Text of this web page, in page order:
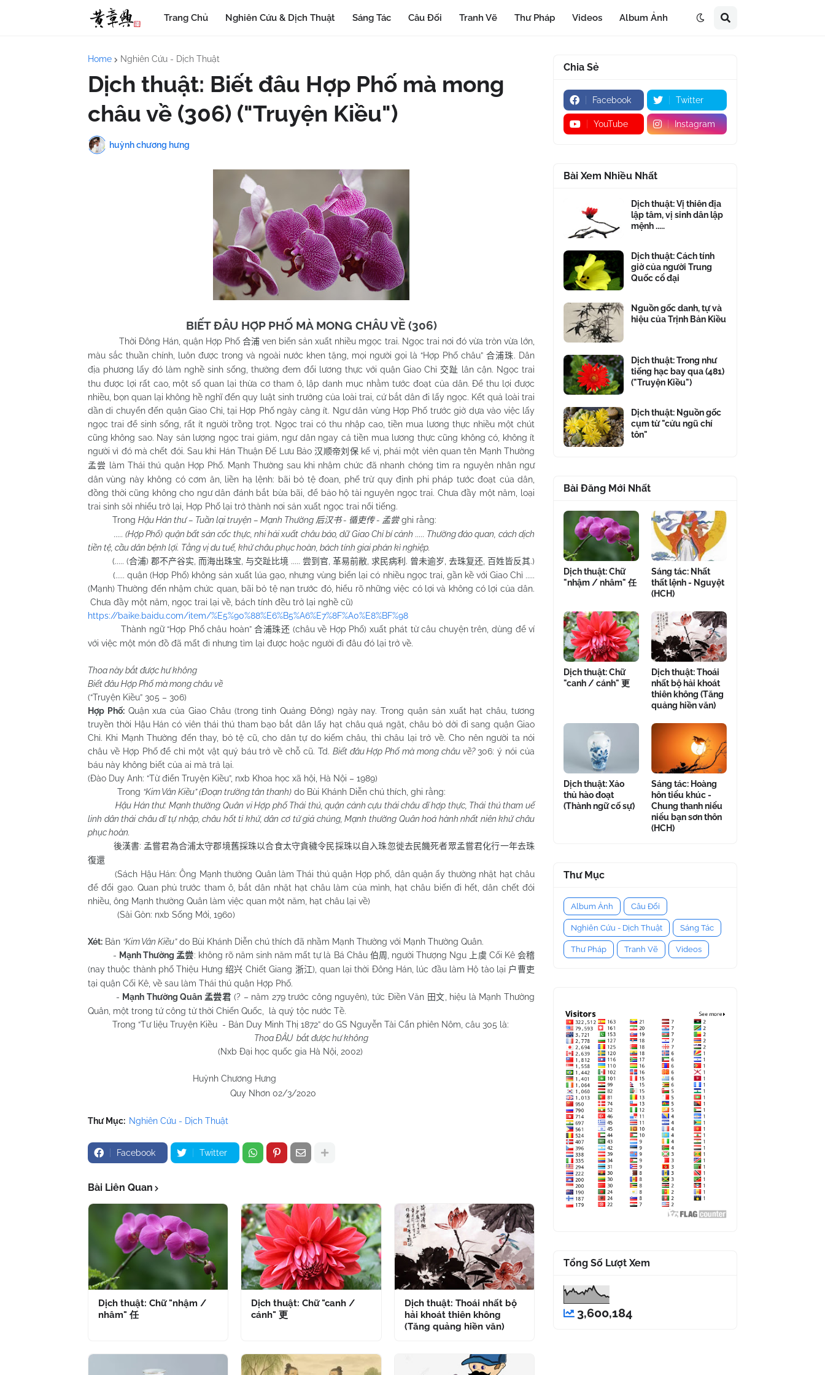
Trang Chủ Nghiên Cứu & Dịch Thuật Sáng Tác Câu Đối Tranh Vẽ Thư Pháp Videos Album Ảnh
Home Nghiên Cứu - Dịch Thuật
Dịch thuật: Biết đâu Hợp Phố mà mong
châu về (306) ("Truyện Kiều")
huỳnh chương hưng
BIẾT ĐÂU HỢP PHỐ MÀ MONG CHÂU VỀ (306)
Thời Đông Hán, quận Hợp Phố 合浦 ven biển sản xuất nhiều mgọc trai. Ngọc trai nơi đó vừa tròn vừa lớn,
màu sắc thuần chính, luôn được trong và ngoài nước khen tặng, mọi người gọi là “Hợp Phố châu” 合浦珠. Dân
địa phương lấy đó làm nghề sinh sống, thường đem đổi lương thực với quận Giao Chỉ 交趾
lân cận. Ngọc trai
thu được lợi rất cao, một số quan lại thừa cơ tham ô, lập danh mục nhằm tước đoạt của dân. Để thu lợi được
nhiều, bọn quan lại không hề nghĩ đến quy luật sinh trưởng của loài trai, cứ bắt dân đi lấy ngọc. Kết quả loài trai
dần di chuyển đến quận Giao Chỉ, tại Hợp Phố ngày càng ít. Ngư dân vùng Hợp Phố trước giờ dựa vào việc lấy
ngọc trai để sinh sống, rất ít người trồng trọt. Ngọc trai có thu nhập cao, tiền mua lương thực nhiều một chút
cũng không sao. Nay sản lượng ngọc trai giảm, ngư dân ngay cả tiền mua lương thực cũng không có, không ít
người vì đó mà chết đói. Sau khi Hán Thuận Đế Lưu Bảo汉顺帝刘保 kế vị, phái một viên quan tên Mạnh Thường
孟尝
làm Thái thú quận Hợp Phố. Mạnh Thường sau khi nhậm chức đã nhanh chóng tìm ra nguyên nhân ngư
dân vùng này không có cơm ăn, liền hạ lệnh: bãi bỏ tệ đoan, phế trừ quy định phi pháp tước đoạt của dân,
đồng thời cũng không cho ngư dân đánh bắt bừa bãi, để bảo hộ tài nguyên ngọc trai. Chưa đầy một năm, loại
trai sinh sôi nhiểu trở lại, Hợp Phố lại trở thành nơi sản xuất ngọc trai nổi tiếng.
Trong Hậu Hán thư – Tuần lại truyện – Mạnh Thường 后汉书- 循吏传- 孟尝ghi rằng:
..... (Hợp Phố) quận bất sản cốc thực, nhi hải xuất châu bảo, dữ Giao Chỉ bí cảnh ..... Thường đáo quan, cách dịch
tiền tệ, cầu dân bệnh lợi. Tằng vị du tuế, khứ châu phục hoàn, bách tính giai phản kì nghiệp.
(..... (合浦) 郡不产谷实 而海出珠宝 与交趾比境 ..... 尝到官 革易前敝 求民病利 . 曾未逾岁 去珠复还 百姓皆反其.)
(..... quận (Hợp Phố) không sản xuất lúa gạo, nhưng vùng biển lại có nhiều ngọc trai, gần kề với Giao Chỉ .....
(Mạnh) Thường đến nhậm chức quan, bãi bỏ tệ nạn trước đó, hiểu rõ những việc có lợi và không có lợi của dân.
Chưa đầy một năm, ngọc trai lại về, bách tính đều trở lại nghề cũ)
https://baike.baidu.com/item/%E5%90%88%E6%B5%A6%E7%8F%A0%E8%BF%98
Thành ngữ “Hợp Phố châu hoàn”合浦珠还 (châu về Hợp Phố) xuất phát từ câu chuyện trên, dùng để ví
với việc một món đồ đã mất đi nhưng tìm lại được hoặc người đi đâu đó lại trở về.
Thoa này bắt được hư không
Biết đâu Hợp Phố mà mong châu về
(“Truyện Kiều” 305 – 306)
Hợp Phố:Quận xưa của Giao Châu (trong tỉnh Quảng Đông) ngày nay. Trong quận sản xuất hạt châu, tương
truyền thời Hậu Hán có viên thái thú tham bạo bắt dân lấy hạt châu quá ngặt, châu bỏ dời đi sang quận Giao
Chỉ. Khi Mạnh Thường đến thay, bỏ tệ cũ, cho dân tự do kiếm châu, thì châu lại trở về. Cho nên người ta nói
châu về Hợp Phố để chỉ một vật quý báu trở về chỗ cũ. Td. Biết đâu Hợp Phố mà mong châu về?306: ý nói của
báu này không biết của ai mà trả lại.
(Đào Duy Anh: “Từ điển Truyện Kiều”, nxb Khoa học xã hội, Hà Nội – 1989)
Trong “Kim Vân Kiều” (Đoạn trường tân thanh) do Bùi Khánh Diễn chú thích, ghi rằng:
Hậu Hán thư: Mạnh thường Quân vi Hợp phố Thái thú, quận cảnh cựu thái châu dĩ hợp thực, Thái thú tham uế
linh dân thái châu dĩ tự nhập, châu hốt tỉ khứ, dân cơ tử giả chúng, Mạnh thường Quân hoá hành nhất niên khứ châu
phục hoàn.
後漢書: 孟嘗君為合浦太守郡境舊採珠以合食太守貪穢令民採珠以自入珠忽徙去民饑死者眾孟嘗君化行一年去珠
復還
(Sách Hậu Hán: Ông Mạnh thường Quân làm Thái thú quận Hợp phố, dân quận ấy thường nhặt hạt châu
để đổi gạo. Quan phủ trước tham ô, bắt dân nhặt hạt châu làm của mình, hạt châu biến đi hết, dân chết đói
nhiều, ông Mạnh thường Quân làm việc quan một năm, hạt châu lại về)
(Sài Gòn: nxb Sống Mới, 1960)
Xét: Bản “Kim Vân Kiều”do Bùi Khánh Diễn chú thích đã nhầm Mạnh Thường với Mạnh Thường Quân.
- Mạnh Thường 孟尝: không rõ năm sinh năm mất tự là Bá Châu 伯周 , người Thượng Ngu 上虞 Cối Kê 会稽
(nay thuộc thành phố Thiệu Hưng 绍兴 Chiết Giang 浙江), quan lại thời Đông Hán, lúc đầu làm Hộ tào lại 户曹吏
tại quận Cối Kê, về sau làm Thái thú quận Hợp Phố.
- Mạnh Thường Quân 孟尝君 (? – năm 279 trước công nguyên), tức Điền Văn 田文 , hiệu là Mạnh Thường
Quân, một trong tứ công tử thời Chiến Quốc, là quý tộc nước Tề.
Trong “Tư liệu Truyện Kiều - Bản Duy Minh Thị 1872” do GS Nguyễn Tài Cẩn phiên Nôm, câu 305 là:
Thoa ĐÂU bắt được hư không
(Nxb Đại học quốc gia Hà Nội, 2002)
Huỳnh Chương Hưng
Quy Nhơn 02/3/2020
Thư Mục: Nghiên Cứu - Dịch Thuật
Facebook Twitter
Bài Liên Quan
Dịch thuật: Chữ "nhậm /
nhâm" 任
Dịch thuật: Chữ "canh /
cánh" 更
Dịch thuật: Thoái nhất bộ
hải khoát thiên không
(Tăng quảng hiền văn)
Chia Sẻ
Facebook Twitter
YouTube Instagram
Bài Xem Nhiều Nhất
Dịch thuật: Vị thiên địa
lập tâm, vị sinh dân lập
mệnh .....
Dịch thuật: Cách tính
giờ của người Trung
Quốc cổ đại
Nguồn gốc danh, tự và
hiệu của Trịnh Bản Kiều
Dịch thuật: Trong như
tiếng hạc bay qua (481)
("Truyện Kiều")
Dịch thuật: Nguồn gốc
cụm từ "cửu ngũ chí
tôn"
Bài Đăng Mới Nhất
Dịch thuật: Chữ
"nhậm / nhâm" 任
Sáng tác: Nhất
thất lệnh - Nguyệt
(HCH)
Dịch thuật: Chữ
"canh / cánh" 更
Dịch thuật: Thoái
nhất bộ hải khoát
thiên không (Tăng
quảng hiền văn)
Dịch thuật: Xảo
thủ hào đoạt
(Thành ngữ cố sự)
Sáng tác: Hoàng
hôn tiểu khúc -
Chung thanh niểu
niểu bạn sơn thôn
(HCH)
Thư Mục
Album Ảnh Câu Đối
Nghiên Cứu - Dịch Thuật Sáng Tác
Thư Pháp Tranh Vẽ Videos
Tổng Số Lượt Xem
3,600,184